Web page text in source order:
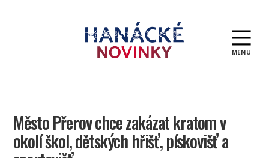
MENU
Město Přerov chce zakázat kratom v
okolí škol, dětských hřišť, pískovišť a